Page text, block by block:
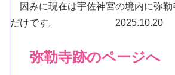
因みに現在は宇佐神宮の境内に弥勒
だけです。 2025.10.20
弥勒寺跡のページへ